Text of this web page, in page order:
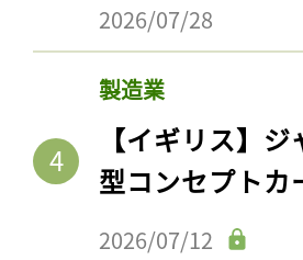
2026/07/28
製造業
【イギリス】
型コンセプトカ
2026/07/12